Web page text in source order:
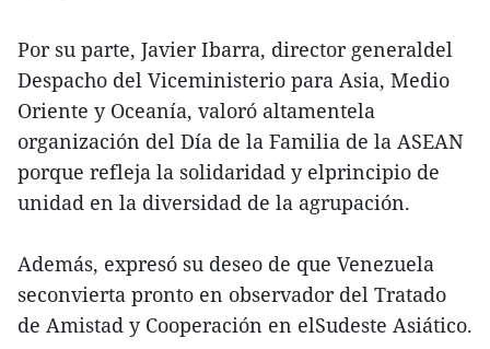
Por su parte, Javier Ibarra, director generaldel
Despacho del Viceministerio para Asia, Medio
Oriente y Oceanía, valoró altamentela
organización del Día de la Familia de la ASEAN
porque refleja la solidaridad y elprincipio de
unidad en la diversidad de la agrupación.
Además, expresó su deseo de que Venezuela
seconvierta pronto en observador del Tratado
de Amistad y Cooperación en elSudeste Asiático.